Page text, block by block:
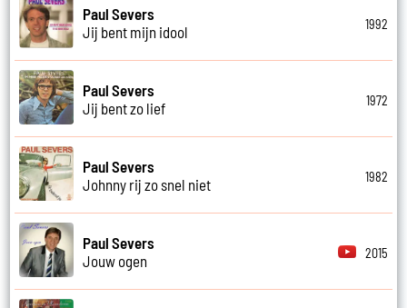
Paul Severs
Jij bent mijn idool
1992
Paul Severs
Jij bent zo lief
1972
Paul Severs
Johnny rij zo snel niet
1982
Paul Severs
Jouw ogen
2015